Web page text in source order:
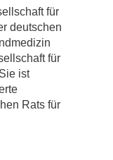
für
deutschen
für
ist
Rats für